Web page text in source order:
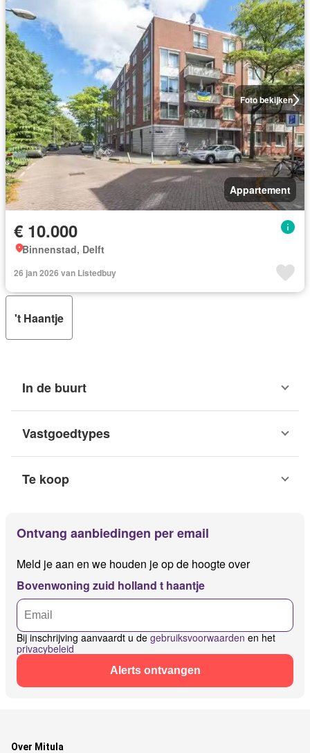
Foto bekijken
Appartement
€ 10.000
Binnenstad, Delft
26 jan 2026 van Listedbuy
't Haantje
In de buurt
Vastgoedtypes
Te koop
Ontvang aanbiedingen per email
Meld je aan en we houden je op de hoogte over
Bovenwoning zuid holland t haantje
Bij inschrijving aanvaardt u de gebruiksvoorwaarden en het
privacybeleid
Alerts ontvangen
Over Mitula